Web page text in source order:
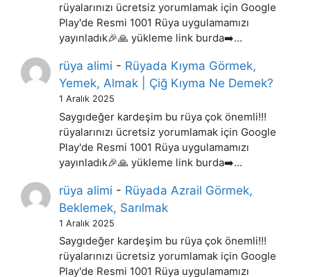
rüyalarınızı ücretsiz yorumlamak için Google
Play'de Resmi 1001 Rüya uygulamamızı
yayınladık🎉🙏 yükleme link burda➡️…
rüya alimi - Rüyada Kıyma Görmek,
Yemek, Almak | Çiğ Kıyma Ne Demek?
1 Aralık 2025
Saygıdeğer kardeşim bu rüya çok önemli!!!
rüyalarınızı ücretsiz yorumlamak için Google
Play'de Resmi 1001 Rüya uygulamamızı
yayınladık🎉🙏 yükleme link burda➡️…
rüya alimi - Rüyada Azrail Görmek,
Beklemek, Sarılmak
1 Aralık 2025
Saygıdeğer kardeşim bu rüya çok önemli!!!
rüyalarınızı ücretsiz yorumlamak için Google
Play'de Resmi 1001 Rüya uygulamamızı